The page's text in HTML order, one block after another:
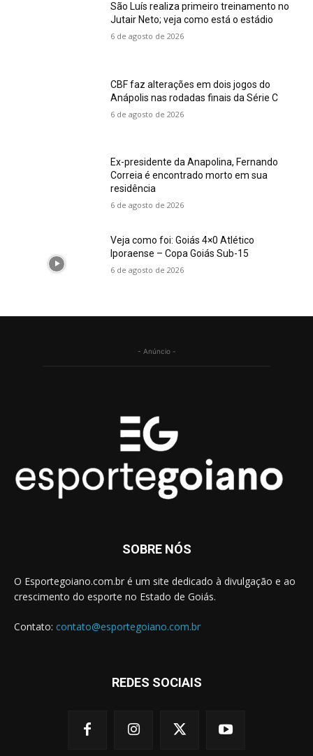
São Luís realiza primeiro treinamento no
Jutair Neto; veja como está o estádio
6 de agosto de 2026
CBF faz alterações em dois jogos do
Anápolis nas rodadas finais da Série C
6 de agosto de 2026
Ex-presidente da Anapolina, Fernando
Correia é encontrado morto em sua
residência
6 de agosto de 2026
Veja como foi: Goiás 4×0 Atlético
Iporaense – Copa Goiás Sub-15
6 de agosto de 2026
- Anúncio -
SOBRE NÓS
O Esportegoiano.com.br é um site dedicado à divulgação e ao
crescimento do esporte no Estado de Goiás.
Contato: contato@esportegoiano.com.br
REDES SOCIAIS